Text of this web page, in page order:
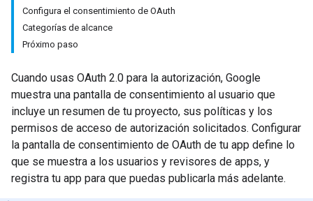
Configura el consentimiento de OAuth
Categorías de alcance
Próximo paso
Cuando usas OAuth 2.0 para la autorización, Google
muestra una pantalla de consentimiento al usuario que
incluye un resumen de tu proyecto, sus políticas y los
permisos de acceso de autorización solicitados. Configurar
la pantalla de consentimiento de OAuth de tu app define lo
que se muestra a los usuarios y revisores de apps, y
registra tu app para que puedas publicarla más adelante.